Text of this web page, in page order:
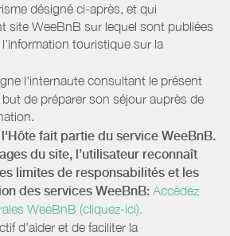
désigné ci-après, et qui
site WeeBnB sur lequel sont publiées
touristique sur la
l'internaute consultant le présent
de préparer son séjour auprès de
fait partie du service WeeBnB.
du site, l’utilisateur reconnaît
limites de responsabilités et les
des services WeeBnB: Accédez
WeeBnB (cliquez-ici).
d’aider et de faciliter la